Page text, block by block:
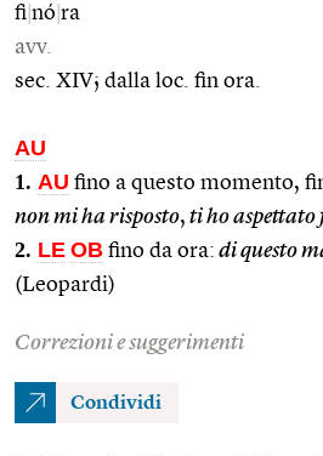
fi nó ra
avv.
sec. XIV; dalla loc. fin ora.
AU
1. AU fino a questo momento,
non mi ha risposto, ti ho
2. LE OB fino da ora: di questo
(Leopardi)
Correzioni e suggerimenti
Condividi